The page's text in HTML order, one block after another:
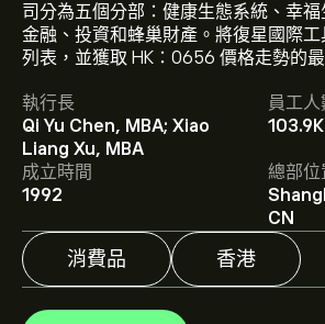
司分為五個分部：健康生態系統、幸
金融、投資和蜂巢財產。將復星國際
列表，並獲取 HK：0656 價格走勢的最
執行長
Qi Yu Chen, MBA; Xiao
Liang Xu, MBA
員工人
103.9K
成立時間
1992
總部位
CN
消費品 香港
0656.HK 現價為‎$‎5.08。
Fosun International 的平均目標價為
以取得詳細的分析師預測及目標價格。
分析師根據市場趨勢、財務報告和預
International的預測。查看最新預測以
勢。
Fosun International 的市值是